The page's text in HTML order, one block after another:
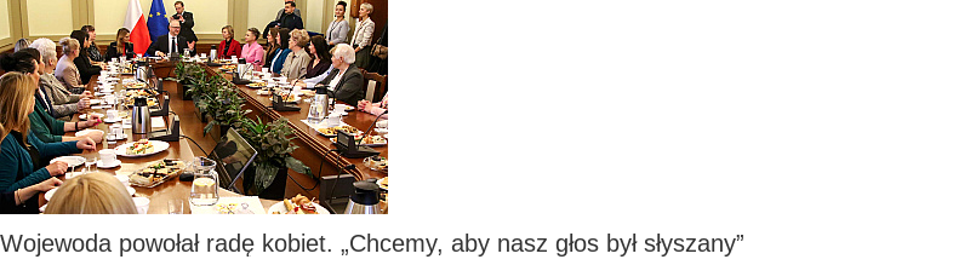
Wojewoda powołał radę kobiet. „Chcemy, aby nasz głos był słyszany”